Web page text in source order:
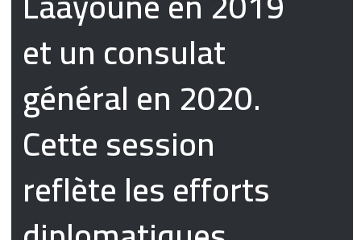
et un consulat
général en 2020.
Cette session
reflète les efforts